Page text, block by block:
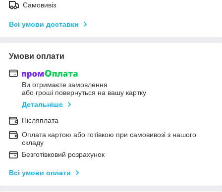
Самовивіз
Всі умови доставки
Умови оплати
Ви отримаєте замовлення
або гроші повернуться на вашу картку
Детальніше
Післяплата
Оплата картою або готівкою при самовивозі з нашого
складу
Безготівковий розрахунок
Всі умови оплати